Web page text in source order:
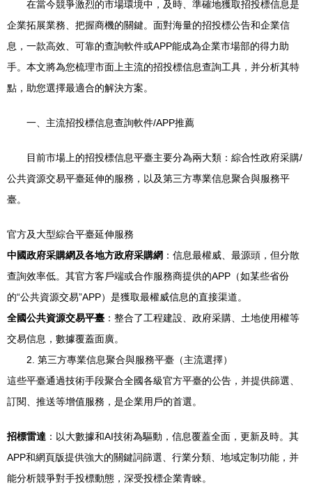
在當今競爭激烈的市場環境中，及時、準確地獲取招投標信息是
企業拓展業務、把握商機的關鍵。面對海量的招投標公告和企業信
息，一款高效、可靠的查詢軟件或APP能成為企業市場部的得力助
手。本文將為您梳理市面上主流的招投標信息查詢工具，并分析其特
點，助您選擇最適合的解決方案。
一、主流招投標信息查詢軟件/APP推薦
目前市場上的招投標信息平臺主要分為兩大類：綜合性政府采購/
公共資源交易平臺延伸的服務，以及第三方專業信息聚合與服務平
臺。
官方及大型綜合平臺延伸服務
中國政府采購網及各地方政府采購網 ：信息最權威、最源頭，但分散
查詢效率低。其官方客戶端或合作服務商提供的APP（如某些省份
的“公共資源交易”APP）是獲取最權威信息的直接渠道。
全國公共資源交易平臺 ：整合了工程建設、政府采購、土地使用權等
交易信息，數據覆蓋面廣。
2. 第三方專業信息聚合與服務平臺（主流選擇）
這些平臺通過技術手段聚合全國各級官方平臺的公告，并提供篩選、
訂閱、推送等增值服務，是企業用戶的首選。
招標雷達 ：以大數據和AI技術為驅動，信息覆蓋全面，更新及時。其
APP和網頁版提供強大的關鍵詞篩選、行業分類、地域定制功能，并
能分析競爭對手投標動態，深受投標企業青睞。